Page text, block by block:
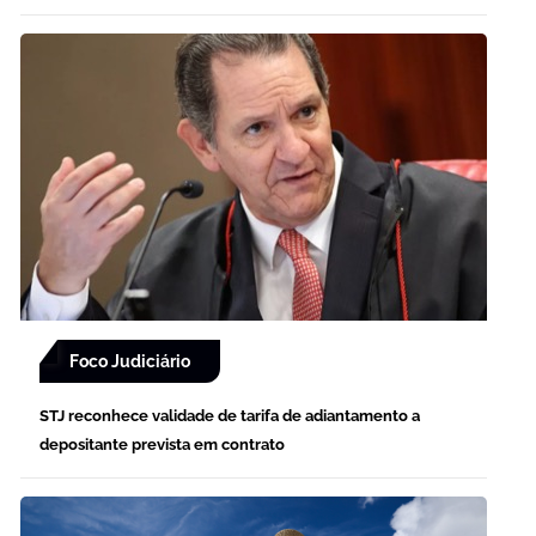
Foco Judiciário
STJ reconhece validade de tarifa de adiantamento a
depositante prevista em contrato